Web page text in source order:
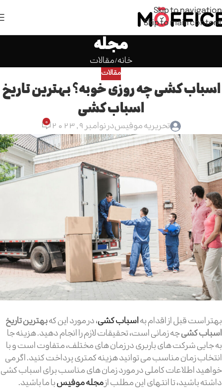
Skip to navigation
Skip to main content
مجله
خانه مقالات
مقالات
اسباب کشی چه روزی خوبه؟ بهترین تاریخ
اسباب کشی
تحریریه موفیسدر نوامبر 9, 2023 0
بهتر است قبل از اقدام بهاسباب کشی، در مورد این کهبهترین تاریخ
اسباب کشیچه زمانی است، تحقیقات لازم را انجام دهید. هزینه جا
به جایی شرکت های باربری در زمان های مختلف، متفاوت است و با
انتخاب زمان مناسب می توانید هزینه کمتری پرداخت کنید. اگر می
خواهید اطلاعات کاملی در مورد زمان های مناسب برای اسباب کشی
داشته باشید، تا انتهای این مطلب ازمجله موفیسبا ما باشید.